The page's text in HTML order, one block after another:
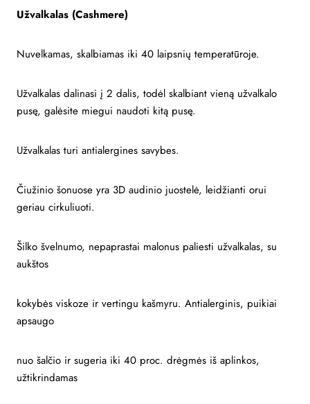
Užvalkalas (Cashmere)
Nuvelkamas, skalbiamas iki 40 laipsnių temperatūroje.
Užvalkalas dalinasi į 2 dalis, todėl skalbiant vieną užvalkalo
pusę, galėsite miegui naudoti kitą pusę.
Užvalkalas turi antialergines savybes.
Čiužinio šonuose yra 3D audinio juostelė, leidžianti orui
geriau cirkuliuoti.
Šilko švelnumo, nepaprastai malonus paliesti užvalkalas, su
aukštos
kokybės viskoze ir vertingu kašmyru. Antialerginis, puikiai
apsaugo
nuo šalčio ir sugeria iki 40 proc. drėgmės iš aplinkos,
užtikrindamas